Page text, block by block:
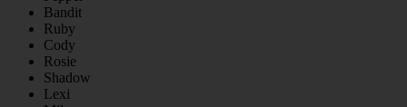
Bandit
Ruby
Cody
Rosie
Shadow
Lexi